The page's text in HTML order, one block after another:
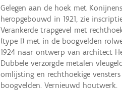
Gelegen aan de hoek met
heropgebouwd in 1921, zie
Verankerde trapgevel met
(type I) met in de boogvelden
1924 naar ontwerp van architect
Dubbele verzorgde metalen
omlijsting en rechthoekige
boogvelden. Vernieuwd houtwerk.